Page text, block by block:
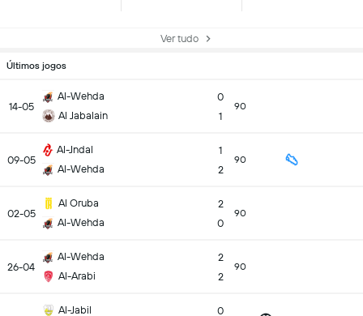
Ver tudo
Últimos jogos
14-05
Al-Wehda
Al Jabalain
0
1
90
09-05
Al-Jndal
Al-Wehda
1
2
90
02-05
Al Oruba
Al-Wehda
2
0
90
26-04
Al-Wehda
Al-Arabi
2
2
90
Al-Jabil
0